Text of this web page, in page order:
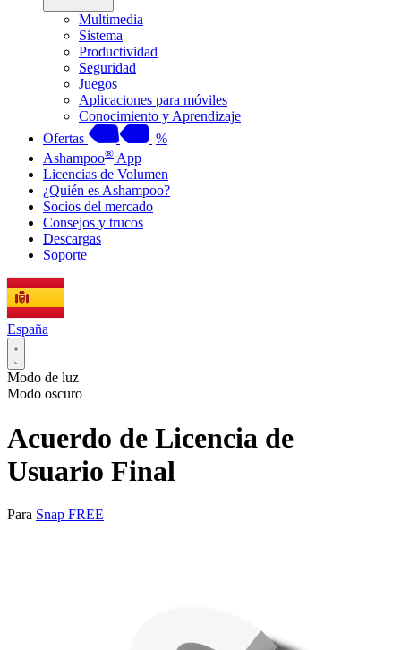
Multimedia
Sistema
Productividad
Seguridad
Juegos
Aplicaciones para móviles
Conocimiento y Aprendizaje
Ofertas
%
Ashampoo® App
Licencias de Volumen
¿Quién es Ashampoo?
Socios del mercado
Consejos y trucos
Descargas
Soporte
España
Modo de luz
Modo oscuro
Acuerdo de Licencia de
Usuario Final
Para Snap FREE